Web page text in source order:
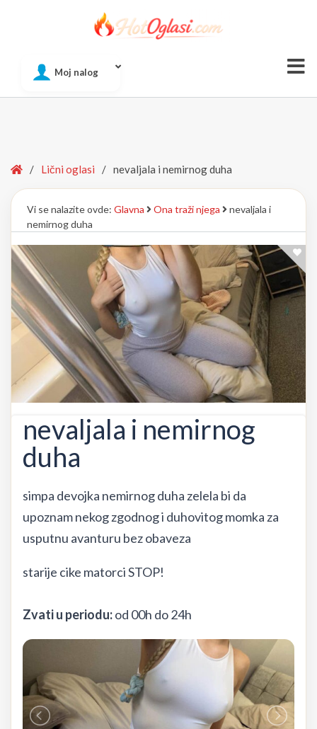
Moj nalog
Home
/ Lični oglasi / nevaljala i nemirnog duha
Vi se nalazite ovde: Glavna Ona traži njega
nevaljala i
nemirnog duha
nevaljala i nemirnog
duha
simpa devojka nemirnog duha zelela bi da
upoznam nekog zgodnog i duhovitog momka za
usputnu avanturu bez obaveza
starije cike matorci STOP!
Zvati u periodu:od 00h do 24h